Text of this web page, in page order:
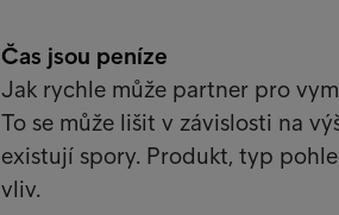
Čas jsou peníze
Jak rychle může partner pro
To se může lišit v závislosti na
existují spory. Produkt, typ
vliv.